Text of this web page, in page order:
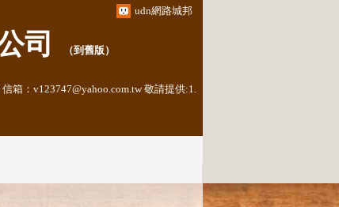
udn網路城邦
司 （到舊版）
箱：v123747@yahoo.com.tw 敬請提供:1.